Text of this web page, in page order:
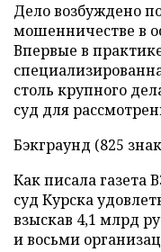
Дело возбуждено
мошенничестве в
Впервые в
столь крупного
суд для
Бэкграунд (825
Как писала
суд Курска
взыскав 4,1 млрд
и восьми